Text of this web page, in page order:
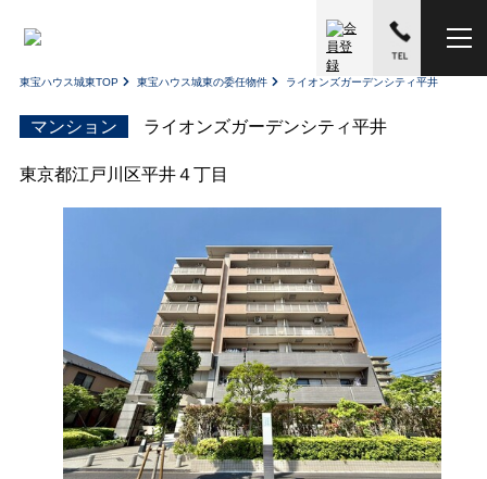
東宝ハウス城東TOP 東宝ハウス城東の委任物件 ライオンズガーデンシティ平井
マンション ライオンズガーデンシティ平井
東京都江戸川区平井４丁目